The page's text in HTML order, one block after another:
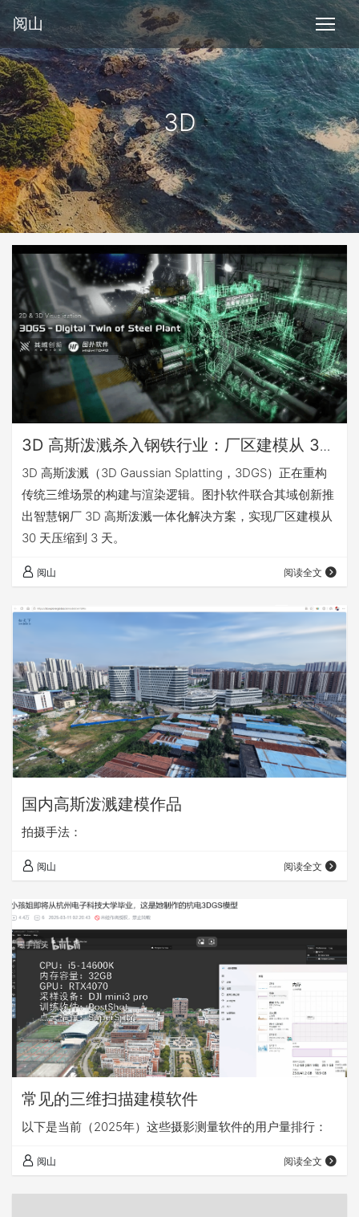
阅山
3D
3D 高斯泼溅杀入钢铁行业：厂区建模从 30
天压到 3 天-转载
3D 高斯泼溅（3D Gaussian Splatting，3DGS）正在重构
传统三维场景的构建与渲染逻辑。图扑软件联合其域创新推
出智慧钢厂 3D 高斯泼溅一体化解决方案，实现厂区建模从
30 天压缩到 3 天。
阅山 阅读全文
国内高斯泼溅建模作品
拍摄手法：
阅山 阅读全文
常见的三维扫描建模软件
以下是当前（2025年）这些摄影测量软件的用户量排行：
阅山 阅读全文